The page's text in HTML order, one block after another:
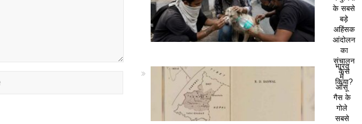
के सबसे
बड़े
अहिंसक
आंदोलन
का
संचालन
कैसे
किया?
भारत
में
आँसू
गैस के
गोले
सबसे